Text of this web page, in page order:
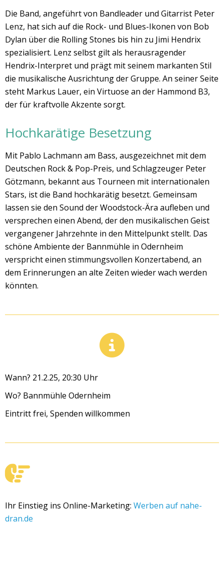
Die Band, angeführt von Bandleader und Gitarrist Peter
Lenz, hat sich auf die Rock- und Blues-Ikonen von Bob
Dylan über die Rolling Stones bis hin zu Jimi Hendrix
spezialisiert. Lenz selbst gilt als herausragender
Hendrix-Interpret und prägt mit seinem markanten Stil
die musikalische Ausrichtung der Gruppe. An seiner Seite
steht Markus Lauer, ein Virtuose an der Hammond B3,
der für kraftvolle Akzente sorgt.
Hochkarätige Besetzung
Mit Pablo Lachmann am Bass, ausgezeichnet mit dem
Deutschen Rock & Pop-Preis, und Schlagzeuger Peter
Götzmann, bekannt aus Tourneen mit internationalen
Stars, ist die Band hochkarätig besetzt. Gemeinsam
lassen sie den Sound der Woodstock-Ära aufleben und
versprechen einen Abend, der den musikalischen Geist
vergangener Jahrzehnte in den Mittelpunkt stellt. Das
schöne Ambiente der Bannmühle in Odernheim
verspricht einen stimmungsvollen Konzertabend, an
dem Erinnerungen an alte Zeiten wieder wach werden
könnten.
Wann? 21.2.25, 20:30 Uhr
Wo? Bannmühle Odernheim
Eintritt frei, Spenden willkommen
Ihr Einstieg ins Online-Marketing: Werben auf nahe-
dran.de